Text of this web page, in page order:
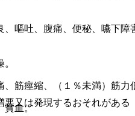
又は発現するおそれがある
嘔吐、腹痛、便秘、嚥下
筋痙縮、（１％未満）筋力
貧血。